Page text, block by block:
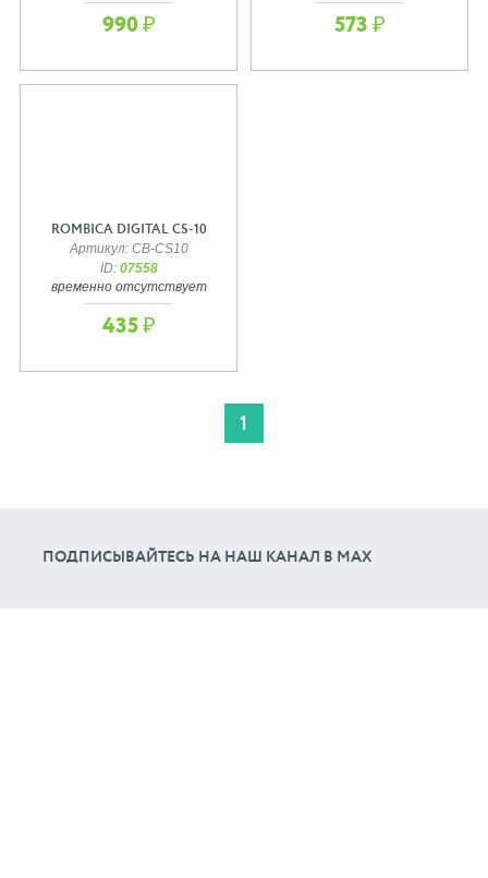
990 ₽ 573 ₽
ROMBICA DIGITAL CS-10
Артикул: CB-CS10
ID: 07558
временно отсутствует
435 ₽
1
ПОДПИСЫВАЙТЕСЬ НА НАШ КАНАЛ В МАХ